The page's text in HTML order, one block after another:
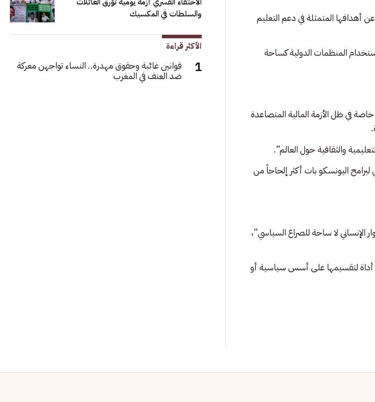
المتمثلة في دعم التعليم
المنظمات الدولية كساحة
في ظل الأزمة المالية المتصاعدة
والثقافية حول العالم”.
اليونسكو بات أكثر إلحاحاً من
الإنساني لا ساحة للصراع السياسي”،
لا أداة لتقسيمها على أسس سياسية أو
والسلطات في المكسيك
الأكثر قراءة
قوانين غائبة وحقوق مهدرة.. النساء تواجهن معركة
ضد العنف في المغرب